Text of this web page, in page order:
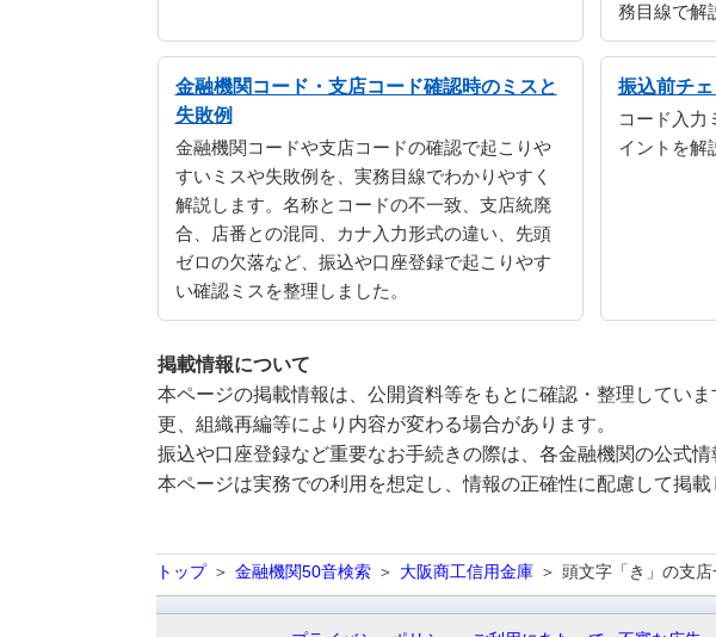
務目線で解
金融機関コード・支店コード確認時のミスと
失敗例
金融機関コードや支店コードの確認で起こりや
すいミスや失敗例を、実務目線でわかりやすく
解説します。名称とコードの不一致、支店統廃
合、店番との混同、カナ入力形式の違い、先頭
ゼロの欠落など、振込や口座登録で起こりやす
い確認ミスを整理しました。
振込前チェ
コード入力
イントを解
掲載情報について
本ページの掲載情報は、公開資料等をもとに確認・整理してい
更、組織再編等により内容が変わる場合があります。
振込や口座登録など重要なお手続きの際は、各金融機関の公式情
本ページは実務での利用を想定し、情報の正確性に配慮して掲載
トップ 金融機関50音検索 大阪商工信用金庫 頭文字「き」の支店